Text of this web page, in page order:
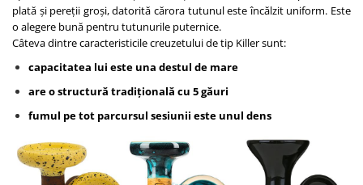
plată și pereții groși, datorită cărora tutunul este încălzit uniform. Este
o alegere bună pentru tutunurile puternice.
Câteva dintre caracteristicile creuzetului de tip Killer sunt:
capacitatea lui este una destul de mare
are o structură tradițională cu 5 găuri
fumul pe tot parcursul sesiunii este unul dens